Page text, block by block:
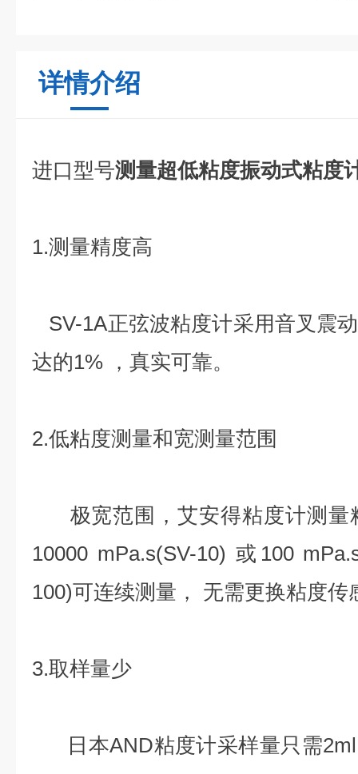
详情介绍
进口型号测量超低粘度振动式粘度
1.测量精度高
SV-1A正弦波粘度计采用音叉震
达的1% ，真实可靠。
2.低粘度测量和宽测量范围
极宽范围，艾安得粘度计测量
10000 mPa.s(SV-10) 或100
100)可连续测量， 无需更换粘度传
3.取样量少
日本AND粘度计采样量只需2ml